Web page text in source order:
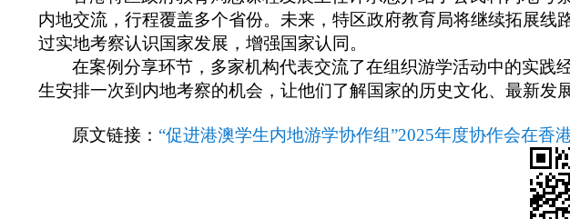
内地交流，行程覆盖多个省份。未来，特区政府教育局将继续拓展
过实地考察认识国家发展，增强国家认同。
在案例分享环节，多家机构代表交流了在组织游学活动中的实践
生安排一次到内地考察的机会，让他们了解国家的历史文化、最新发
原文链接： “促进港澳学生内地游学协作组”2025年度协作会在香